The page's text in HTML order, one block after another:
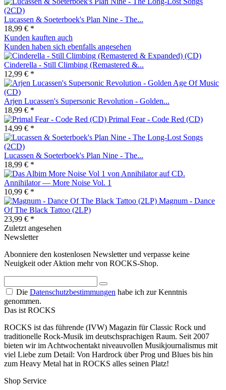
Lucassen & Soeterboek's Plan Nine - The...
18,99 € *
Kunden kauften auch
Kunden haben sich ebenfalls angesehen
Cinderella - Still Climbing (Remastered &...
12,99 € *
Arjen Lucassen's Supersonic Revolution - Golden...
18,99 € *
Primal Fear - Code Red (CD)
14,99 € *
Lucassen & Soeterboek's Plan Nine - The...
18,99 € *
Annihilator — More Noise Vol. 1
10,99 € *
Magnum - Dance
Of The Black Tattoo (2LP)
23,99 € *
Zuletzt angesehen
Newsletter
Abonniere den kostenlosen Newsletter und verpasse keine
Neuigkeit oder Aktion mehr von ROCKS-Shop.
Die Datenschutzbestimmungen habe ich zur Kenntnis
genommen.
Das ist ROCKS
ROCKS ist das führende (IVW) Magazin für Classic Rock und
traditionelle Rock-Musik im deutschsprachigen Raum. Seit 2007
bieten wir im Achtwochentakt niveauvollen Musikjournalismus mit
viel Liebe zum Detail: Von Hardrock über Prog und Blues bis hin
zum Heavy Metal hat in ROCKS alles seinen Platz!
Shop Service